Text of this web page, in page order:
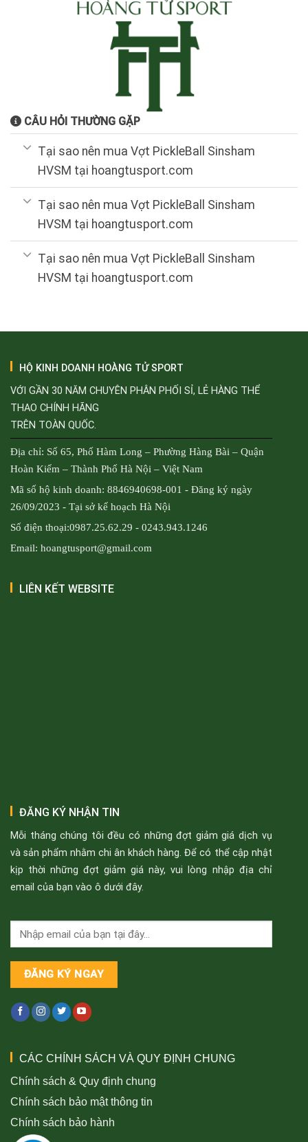
CÂU HỎI THƯỜNG GẶP
Tại sao nên mua Vợt PickleBall Sinsham
HVSM tại hoangtusport.com
Tại sao nên mua Vợt PickleBall Sinsham
HVSM tại hoangtusport.com
Tại sao nên mua Vợt PickleBall Sinsham
HVSM tại hoangtusport.com
HỘ KINH DOANH HOÀNG TỬ SPORT
VỚI GẦN 30 NĂM CHUYÊN PHÂN PHỐI SỈ, LẺ HÀNG THỂ
THAO CHÍNH HÃNG
TRÊN TOÀN QUỐC.
Địa chỉ: Số 65, Phố Hàm Long – Phường Hàng Bài – Quận
Hoàn Kiếm – Thành Phố Hà Nội – Việt Nam
Mã số hộ kinh doanh: 8846940698-001 - Đăng ký ngày
26/09/2023 - Tại sở kế hoạch Hà Nội
Số điện thoại:0987.25.62.29 - 0243.943.1246
Email: hoangtusport@gmail.com
LIÊN KẾT WEBSITE
ĐĂNG KÝ NHẬN TIN
Mỗi tháng chúng tôi đều có những đợt giảm giá dịch vụ
và sản phẩm nhằm chi ân khách hàng. Để có thể cập nhật
kịp thời những đợt giảm giá này, vui lòng nhập địa chỉ
email của bạn vào ô dưới đây.
CÁC CHÍNH SÁCH VÀ QUY ĐỊNH CHUNG
Chính sách & Quy định chung
Chính sách bảo mật thông tin
Chính sách bảo hành